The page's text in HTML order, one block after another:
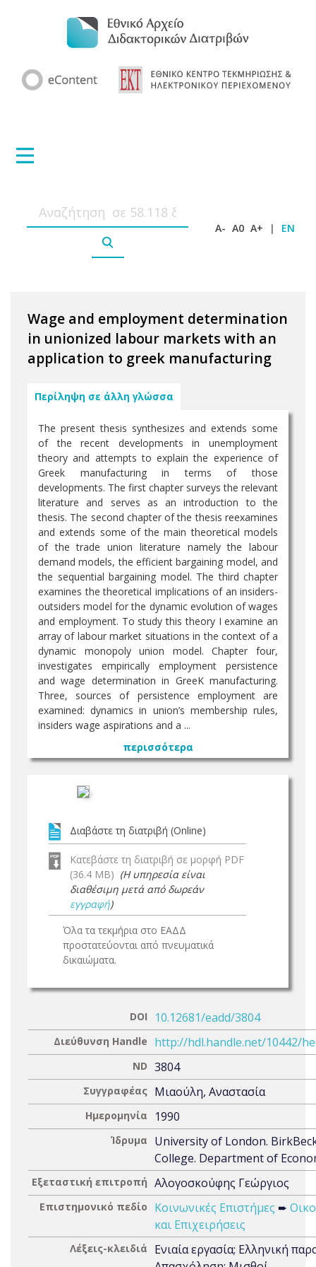
A- A0 A+ | EN
Wage and employment determination
in unionized labour markets with an
application to greek manufacturing
Περίληψη σε άλλη γλώσσα
The present thesis synthesizes and extends some
of the recent developments in unemployment
theory and attempts to explain the experience of
Greek manufacturing in terms of those
developments. The first chapter surveys the relevant
literature and serves as an introduction to the
thesis. The second chapter of the thesis reexamines
and extends some of the main theoretical models
of the trade union literature namely the labour
demand models, the efficient bargaining model, and
the sequential bargaining model. The third chapter
examines the theoretical implications of an insiders-
outsiders model for the dynamic evolution of wages
and employment. To study this theory I examine an
array of labour market situations in the context of a
dynamic monopoly union model. Chapter four,
investigates empirically employment persistence
and wage determination in GreeK manufacturing.
Three, sources of persistence employment are
examined: dynamics in union’s membership rules,
insiders wage aspirations and a ...
περισσότερα
Διαβάστε τη διατριβή (Online)
Κατεβάστε τη διατριβή σε μορφή PDF
(36.4 MB) (Η υπηρεσία είναι
διαθέσιμη μετά από δωρεάν
εγγραφή)
Όλα τα τεκμήρια στο ΕΑΔΔ
προστατεύονται από πνευματικά
δικαιώματα.
DOI 10.12681/eadd/3804
Διεύθυνση Handle http://hdl.handle.net/10442/
ND 3804
Συγγραφέας Μιαούλη, Αναστασία
Ημερομηνία 1990
Ίδρυμα
University of London.
College. Department of
Εξεταστική επιτροπή Αλογοσκούφης Γεώργιος
Επιστημονικό πεδίο Κοινωνικές Επιστήμες ➨
και Επιχειρήσεις
Λέξεις-κλειδιά
Ενιαία εργασία; Ελληνική